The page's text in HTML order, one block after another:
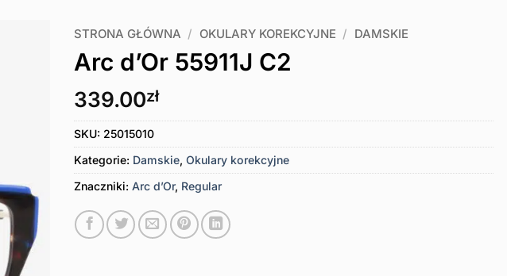
STRONA GŁÓWNA / OKULARY KOREKCYJNE / DAMSKIE
Arc d’Or 55911J C2
339.00zł
SKU: 25015010
Kategorie: Damskie, Okulary korekcyjne
Znaczniki: Arc d’Or, Regular